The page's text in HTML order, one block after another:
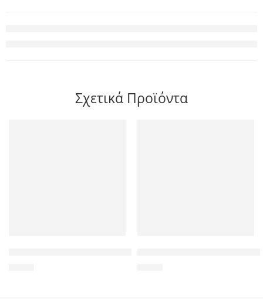
Σχετικά Προϊόντα